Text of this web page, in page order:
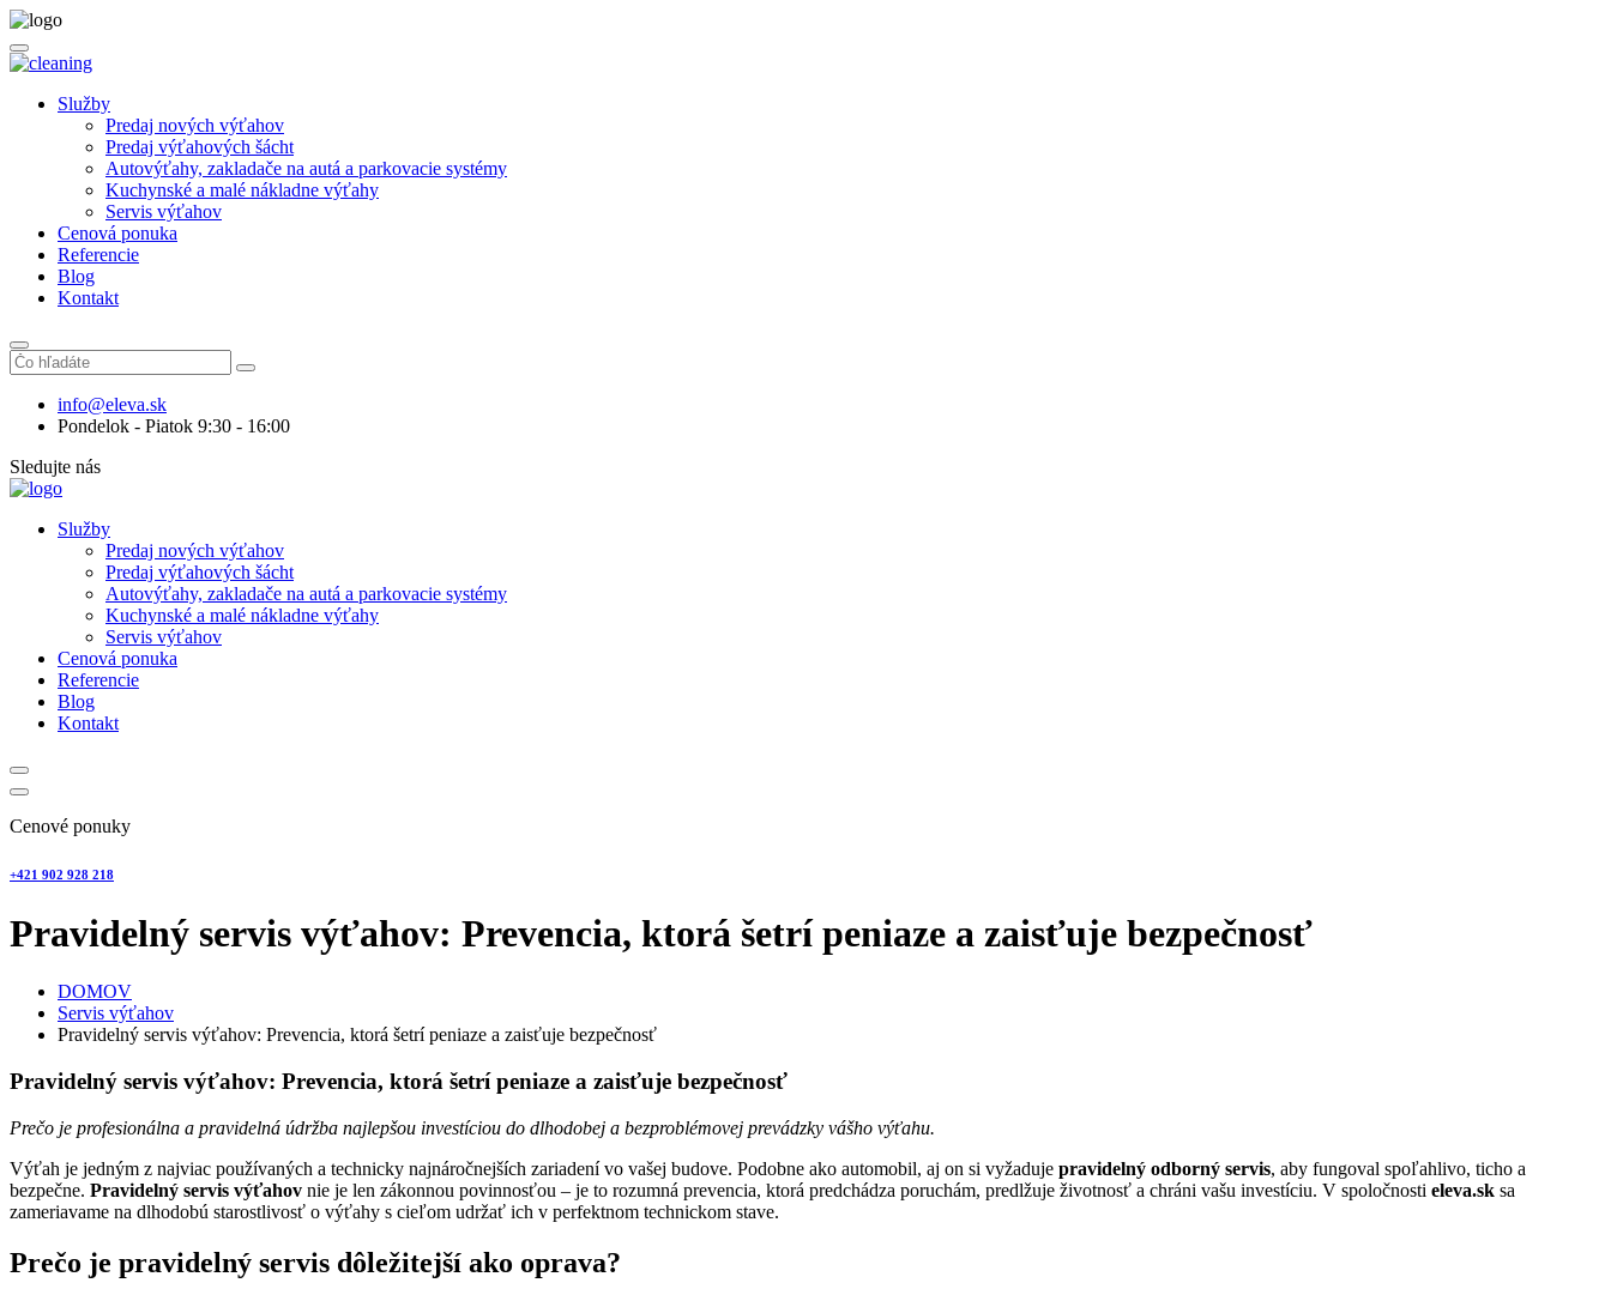
Služby
Predaj nových výťahov
Predaj výťahových šácht
Autovýťahy, zakladače na autá a parkovacie systémy
Kuchynské a malé nákladne výťahy
Servis výťahov
Cenová ponuka
Referencie
Blog
Kontakt
info@eleva.sk
Pondelok - Piatok 9:30 - 16:00
Sledujte nás
Služby
Predaj nových výťahov
Predaj výťahových šácht
Autovýťahy, zakladače na autá a parkovacie systémy
Kuchynské a malé nákladne výťahy
Servis výťahov
Cenová ponuka
Referencie
Blog
Kontakt
Cenové ponuky
+421 902 928 218
Pravidelný servis výťahov: Prevencia, ktorá šetrí peniaze a zaisťuje bezpečnosť
DOMOV
Servis výťahov
Pravidelný servis výťahov: Prevencia, ktorá šetrí peniaze a zaisťuje bezpečnosť
Pravidelný servis výťahov: Prevencia, ktorá šetrí peniaze a zaisťuje bezpečnosť
Prečo je profesionálna a pravidelná údržba najlepšou investíciou do dlhodobej a bezproblémovej prevádzky vášho výťahu.
Výťah je jedným z najviac používaných a technicky najnáročnejších zariadení vo vašej budove. Podobne ako automobil, aj on si vyžaduje pravidelný odborný servis, aby fungoval spoľahlivo, ticho a
bezpečne. Pravidelný servis výťahov nie je len zákonnou povinnosťou – je to rozumná prevencia, ktorá predchádza poruchám, predlžuje životnosť a chráni vašu investíciu. V spoločnosti eleva.sk sa
zameriavame na dlhodobú starostlivosť o výťahy s cieľom udržať ich v perfektnom technickom stave.
Prečo je pravidelný servis dôležitejší ako oprava?